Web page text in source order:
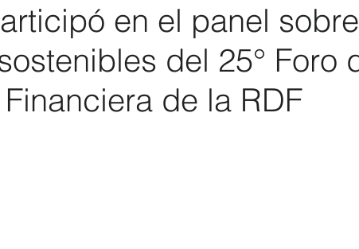
en el panel sobre
del 25° Foro
de la RDF